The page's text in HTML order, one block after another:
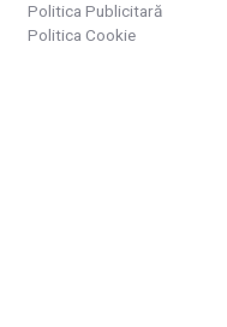
Politica Publicitară
Politica Cookie